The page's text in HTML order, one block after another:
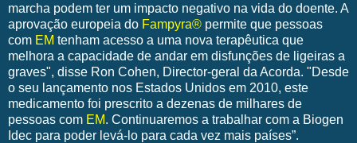
marcha podem ter um impacto negativo na vida do doente. A
aprovação europeia do Fampyra® permite que pessoas
com EM tenham acesso a uma nova terapêutica que
melhora a capacidade de andar em disfunções de ligeiras a
graves", disse Ron Cohen, Director-geral da Acorda. "Desde
o seu lançamento nos Estados Unidos em 2010, este
medicamento foi prescrito a dezenas de milhares de
pessoas com EM. Continuaremos a trabalhar com a Biogen
Idec para poder levá-lo para cada vez mais países”.